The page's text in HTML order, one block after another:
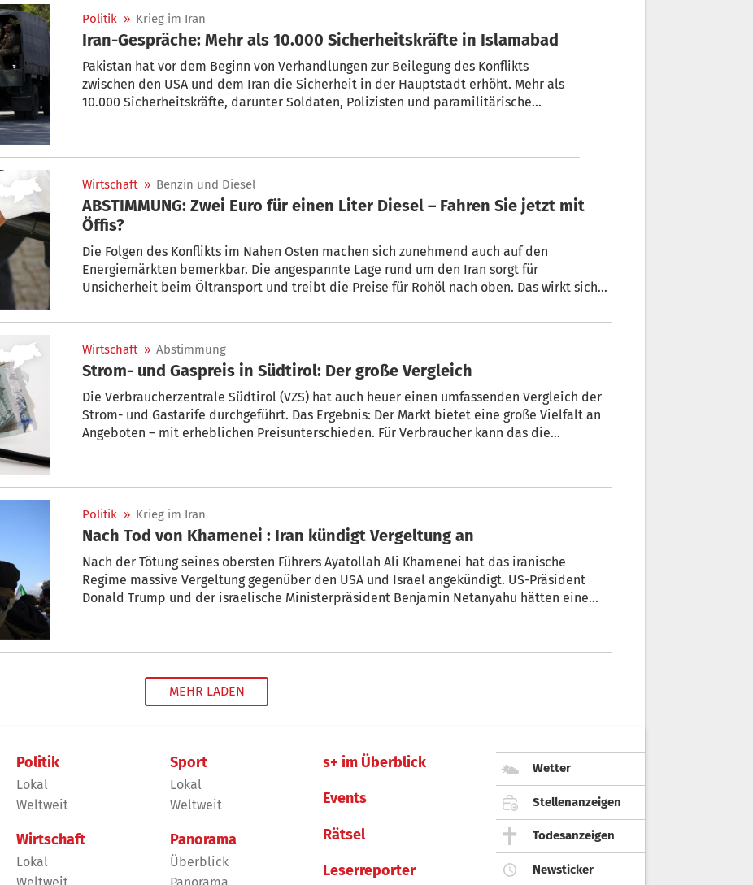
Politik » Krieg im Iran
Iran-Gespräche: Mehr als 10.000 Sicherheitskräfte in Islamabad
Pakistan hat vor dem Beginn von Verhandlungen zur Beilegung des Konflikts
zwischen den USA und dem Iran die Sicherheit in der Hauptstadt erhöht. Mehr als
10.000 Sicherheitskräfte, darunter Soldaten, Polizisten und paramilitärische
Wirtschaft » Benzin und Diesel
ABSTIMMUNG: Zwei Euro für einen Liter Diesel – Fahren Sie jetzt mit
Öffis?
Die Folgen des Konflikts im Nahen Osten machen sich zunehmend auch auf den
Energiemärkten bemerkbar. Die angespannte Lage rund um den Iran sorgt für
Unsicherheit beim Öltransport und treibt die Preise für Rohöl nach oben. Das wirkt sich
Wirtschaft » Abstimmung
Strom- und Gaspreis in Südtirol: Der große Vergleich
Die Verbraucherzentrale Südtirol (VZS) hat auch heuer einen umfassenden Vergleich der
Strom- und Gastarife durchgeführt. Das Ergebnis: Der Markt bietet eine große Vielfalt an
Angeboten – mit erheblichen Preisunterschieden. Für Verbraucher kann das die
Politik » Krieg im Iran
Nach Tod von Khamenei : Iran kündigt Vergeltung an
Nach der Tötung seines obersten Führers Ayatollah Ali Khamenei hat das iranische
Regime massive Vergeltung gegenüber den USA und Israel angekündigt. US-Präsident
Donald Trump und der israelische Ministerpräsident Benjamin Netanyahu hätten eine
Khameneis fortsetzen, unterstrich Qalibaf.
MEHR LADEN
Politik
Lokal
Weltweit
Wirtschaft
Lokal
Sport
Lokal
Weltweit
Panorama
Überblick
s+ im Überblick
Events
Rätsel
Leserreporter
Wetter
Stellenanzeigen
Todesanzeigen
Newsticker